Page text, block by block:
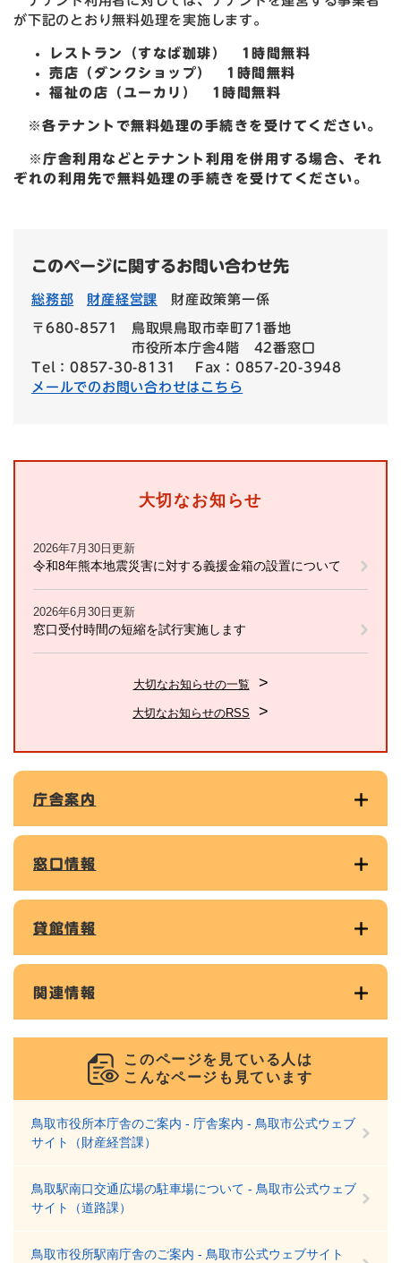
が下記のとおり無料処理を実施します。
レストラン（すなば珈琲） 1時間無料
売店（ダンクショップ） 1時間無料
福祉の店（ユーカリ） 1時間無料
※各テナントで無料処理の手続きを受けてください。
※庁舎利用などとテナント利用を併用する場合、それ
ぞれの利用先で無料処理の手続きを受けてください。
このページに関するお問い合わせ先
総務部 財産経営課 財産政策第一係
〒680-8571
鳥取県鳥取市幸町71番地
市役所本庁舎4階 42番窓口
Tel：0857-30-8131
Fax：0857-20-3948
メールでのお問い合わせはこちら
大切なお知らせ
2026年7月30日更新
令和8年熊本地震災害に対する義援金箱の設置について
2026年6月30日更新
窓口受付時間の短縮を試行実施します
大切なお知らせの一覧
大切なお知らせのRSS
庁舎案内
窓口情報
貸館情報
関連情報
このページを見ている人は
こんなページも見ています
鳥取市役所本庁舎のご案内 - 庁舎案内 - 鳥取市公式ウェブ
サイト（財産経営課）
鳥取駅南口交通広場の駐車場について - 鳥取市公式ウェブ
サイト（道路課）
鳥取市役所駅南庁舎のご案内 - 鳥取市公式ウェブサイト